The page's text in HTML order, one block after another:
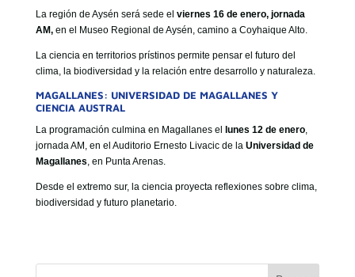
La región de Aysén será sede el viernes 16 de enero, jornada
AM,en el Museo Regional de Aysén, camino a Coyhaique Alto.
La ciencia en territorios prístinos permite pensar el futuro del
clima, la biodiversidad y la relación entre desarrollo y naturaleza.
MAGALLANES: UNIVERSIDAD DE MAGALLANES Y
CIENCIA AUSTRAL
La programación culmina en Magallanes el lunes 12 de enero,
jornada AM, en el Auditorio Ernesto Livacic de la Universidad de
Magallanes, en Punta Arenas.
Desde el extremo sur, la ciencia proyecta reflexiones sobre clima,
biodiversidad y futuro planetario.